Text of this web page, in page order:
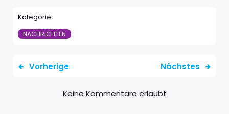
Kategorie
NACHRICHTEN
Vorherige Nächstes
Keine Kommentare erlaubt